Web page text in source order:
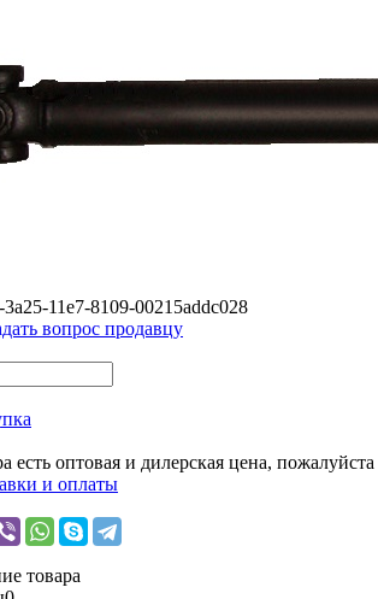
11e7-8109-00215addc028
вопрос продавцу
есть оптовая и дилерская цена, пожалуйста
и оплаты
товара